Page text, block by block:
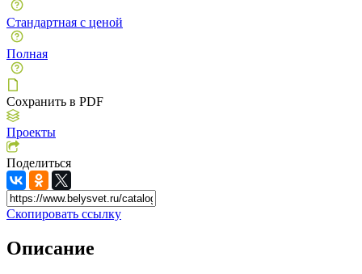
Стандартная с ценой
Полная
Сохранить в PDF
Проекты
Поделиться
Скопировать ссылку
Описание